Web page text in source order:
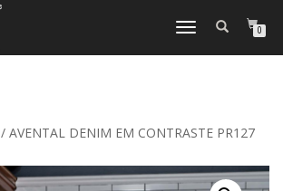
TOGGLE
0
/ AVENTAL DENIM EM CONTRASTE PR127